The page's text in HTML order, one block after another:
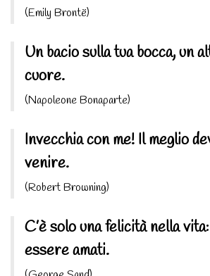
(Emily Brontë)
Un bacio sulla tua bocca, un
cuore.
(Napoleone Bonaparte)
Invecchia con me! Il meglio
venire.
(Robert Browning)
C’è solo una felicità nella
essere amati.